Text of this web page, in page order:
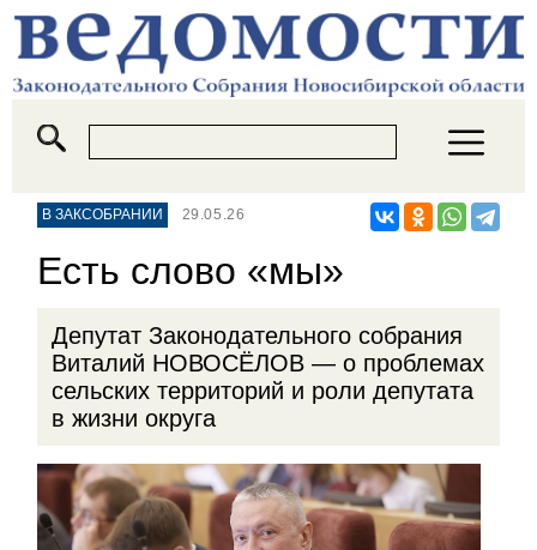
В ЗАКСОБРАНИИ 29.05.26
Есть слово «мы»
Депутат Законодательного собрания
Виталий НОВОСЁЛОВ — о проблемах
сельских территорий и роли депутата
в жизни округа